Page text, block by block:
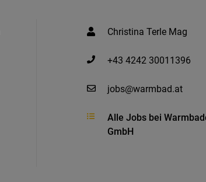
Christina Terle Mag
+43 4242 30011396
jobs@warmbad.at
Alle Jobs bei
GmbH